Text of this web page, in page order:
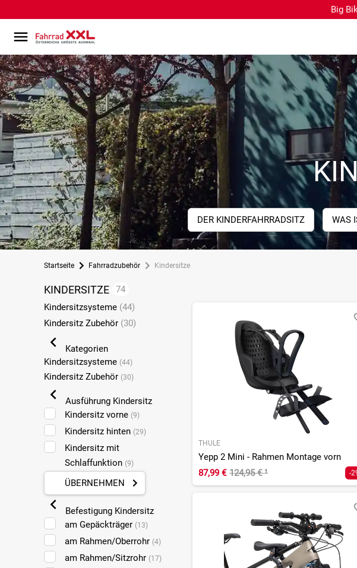
Big
DER KINDERFAHRRADSITZ WAS
Startseite Fahrradzubehör Kindersitze
KINDERSITZE
74
Kindersitzsysteme (44)
Kindersitz Zubehör (30)
Kategorien
Kindersitzsysteme (44)
Kindersitz Zubehör (30)
Ausführung Kindersitz
Kindersitz vorne (9)
Kindersitz hinten (29)
Kindersitz mit
Schlaffunktion (9)
ÜBERNEHMEN
Befestigung Kindersitz
am Gepäckträger (13)
am Rahmen/Oberrohr (4)
am Rahmen/Sitzrohr (17)
THULE
Yepp 2 Mini - Rahmen Montage vorn
87,99 € 124,95 €¹ -